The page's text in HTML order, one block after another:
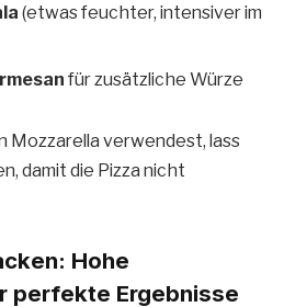
(etwas feuchter, intensiver im
für zusätzliche Würze
Mozzarella verwendest, lass
damit die Pizza nicht
Hohe
perfekte Ergebnisse